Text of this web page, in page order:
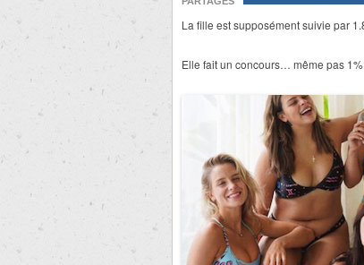
La fille est supposément suivie par
Elle fait un concours… même pas